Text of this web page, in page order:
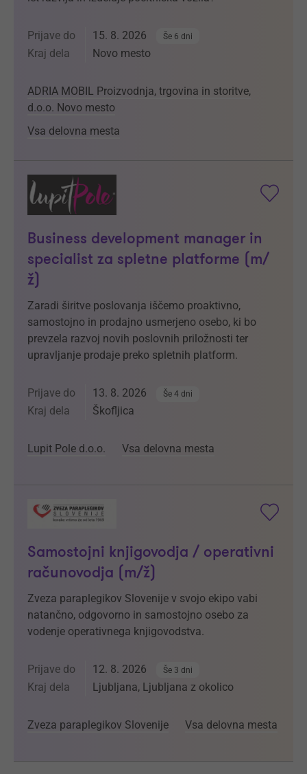
Prijave do 15. 8. 2026 Še 6 dni
Kraj dela Novo mesto
ADRIA MOBIL Proizvodnja, trgovina in storitve,
d.o.o. Novo mesto
Vsa delovna mesta
Business development manager in
specialist za spletne platforme (m/
ž)
Zaradi širitve poslovanja iščemo proaktivno,
samostojno in prodajno usmerjeno osebo, ki bo
prevzela razvoj novih poslovnih priložnosti ter
upravljanje prodaje preko spletnih platform.
Prijave do 13. 8. 2026 Še 4 dni
Kraj dela Škofljica
Lupit Pole d.o.o. Vsa delovna mesta
Samostojni knjigovodja / operativni
računovodja (m/ž)
Zveza paraplegikov Slovenije v svojo ekipo vabi
natančno, odgovorno in samostojno osebo za
vodenje operativnega knjigovodstva.
Prijave do 12. 8. 2026 Še 3 dni
Kraj dela Ljubljana, Ljubljana z okolico
Zveza paraplegikov Slovenije Vsa delovna mesta